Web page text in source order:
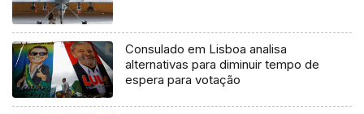
Consulado em Lisboa analisa
alternativas para diminuir tempo de
espera para votação